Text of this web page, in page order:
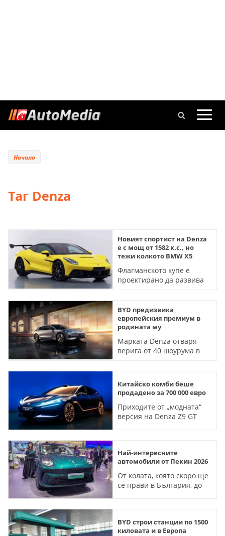
Начало
Таг Denza
Новият спортист на Denza
e с мощ от 1582 к.с., но
тежи колкото BMW X5
Флагманското купе е
проектирано да развива
BYD предизвика
европейския премиум в
родината му
Марката Denza отваря
верига от 40 шоурума в
Китайско комби беше
продадено за 700 000 евро
Приходите от „модната“
версия на Denza Z9 GT
Най-интересните
автомобили от Пекин 2026
От колата, която скоро ще
се прави в България, до
BYD строи станции по 1500
киловата и в Европа